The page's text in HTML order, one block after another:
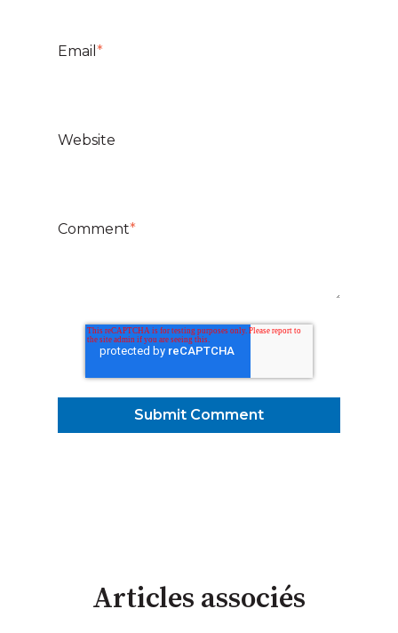
Email *
Website
Comment*
Articles associés